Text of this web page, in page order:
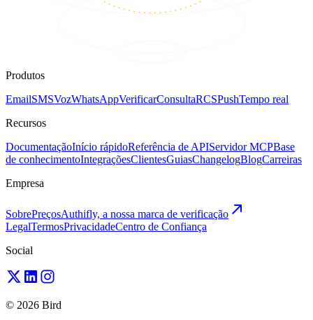
Produtos
EmailSMSVozWhatsAppVerificarConsultaRCSPushTempo real
Recursos
DocumentaçãoInício rápidoReferência de APIServidor MCPBase
de conhecimentoIntegraçõesClientesGuiasChangelogBlogCarreiras
Empresa
SobrePreçosAuthifly, a nossa marca de verificação
LegalTermosPrivacidadeCentro de Confiança
Social
© 2026 Bird